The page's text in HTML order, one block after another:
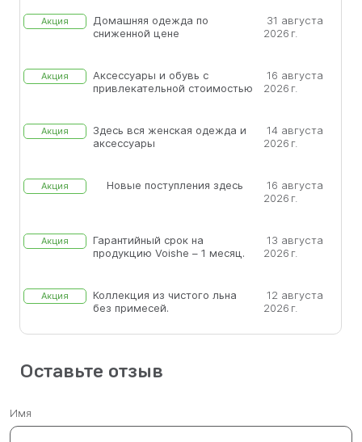
Акция
Домашняя одежда по
сниженной цене
31 августа
2026 г.
Акция
Аксессуары и обувь с
привлекательной стоимостью
16 августа
2026 г.
Акция
Здесь вся женская одежда и
аксессуары
14 августа
2026 г.
Акция Новые поступления здесь
16 августа
2026 г.
Акция
Гарантийный срок на
продукцию Voishe – 1 месяц.
13 августа
2026 г.
Акция
Коллекция из чистого льна
без примесей.
12 августа
2026 г.
Оставьте отзыв
Имя